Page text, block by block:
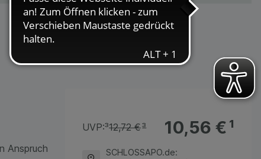
Anspruch
10,56 €¹
UVP:³12,72 €³
SCHLOSSAPO.de: